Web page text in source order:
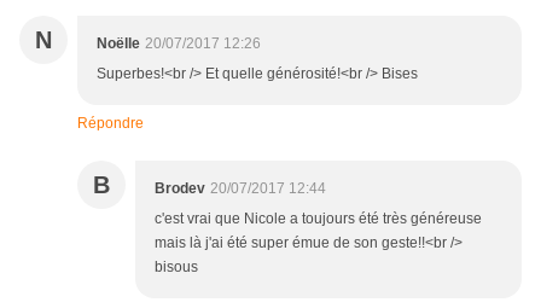
N Noëlle 20/07/2017 12:26
Superbes!<br /> Et quelle générosité!<br /> Bises
Répondre
B Brodev 20/07/2017 12:44
c'est vrai que Nicole a toujours été très généreuse
mais là j'ai été super émue de son geste!!<br />
bisous